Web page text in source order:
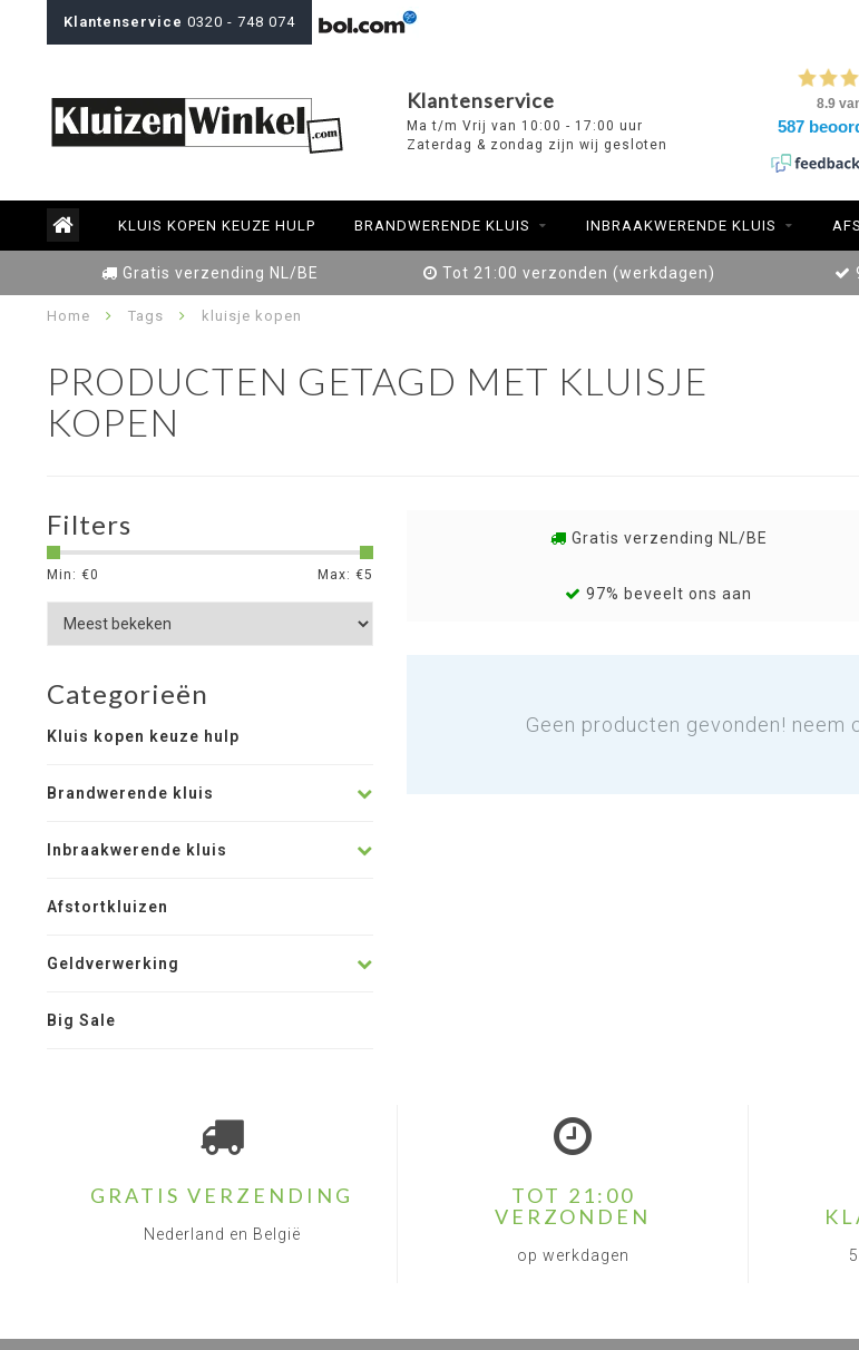
Klantenservice 0320 - 748 074
Klantenservice
Ma t/m Vrij van 10:00 - 17:00 uur
Zaterdag & zondag zijn wij gesloten
KLUIS KOPEN KEUZE HULP BRANDWERENDE KLUIS INBRAAKWERENDE KLUIS
Gratis verzending NL/BE Tot 21:00 verzonden (werkdagen)
Home Tags kluisje kopen
PRODUCTEN GETAGD MET KLUISJE
KOPEN
Filters
Min: €0 Max: €5
Categorieën
Kluis kopen keuze hulp
Brandwerende kluis
Inbraakwerende kluis
Afstortkluizen
Geldverwerking
Big Sale
Gratis verzending NL/BE
97% beveelt ons aan
Geen producten gevonden!
GRATIS VERZENDING
Nederland en België
TOT 21:00
VERZONDEN
op werkdagen